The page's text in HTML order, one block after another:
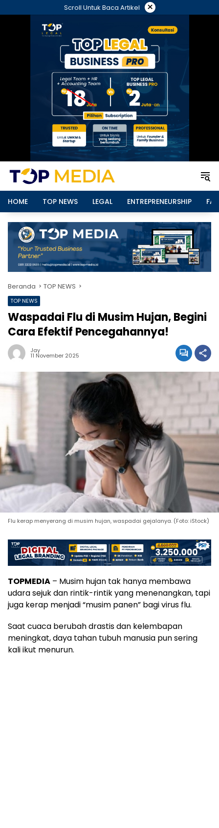
ke
Scroll Untuk Baca Artikel ×
HOME TOP NEWS LEGAL ENTREPRENEURSHIP
Beranda TOP NEWS
TOP NEWS
Waspadai Flu di Musim Hujan, Begini
Cara Efektif Pencegahannya!
Jay
11 November 2025
Flu kerap menyerang di musim hujan, waspadai gejalanya. (Foto: iStock)
TOPMEDIA – Musim hujan tak hanya membawa
udara sejuk dan rintik-rintik yang menenangkan, tapi
juga kerap menjadi “musim panen” bagi virus flu.
Saat cuaca berubah drastis dan kelembapan
meningkat, daya tahan tubuh manusia pun sering
kali ikut menurun.